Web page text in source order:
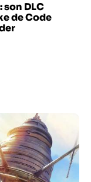
son DLC
de Code